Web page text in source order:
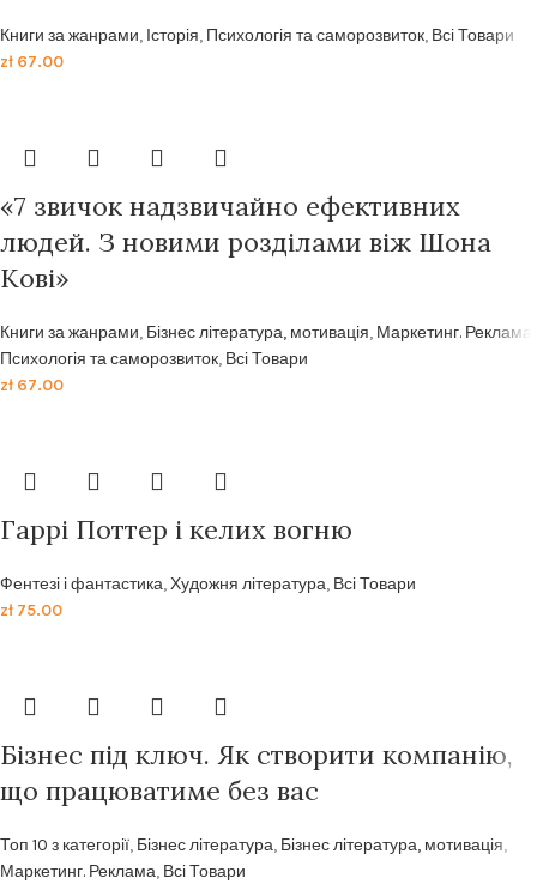
Книги за жанрами, Історія, Психологія та саморозвиток, Всі Товари
zł 67.00
«7 звичок надзвичайно ефективних
людей. З новими розділами віж Шона
Кові»
Книги за жанрами, Бізнес література, мотивація, Маркетинг. Реклама
Психологія та саморозвиток, Всі Товари
zł 67.00
Гаррі Поттер і келих вогню
Фентезі і фантастика,Художня література, Всі Товари
zł 75.00
Бізнес під ключ. Як створити компанію,
що працюватиме без вас
Топ 10 з категорії, Бізнес література, Бізнес література, мотивація,
Маркетинг. Реклама, Всі Товари